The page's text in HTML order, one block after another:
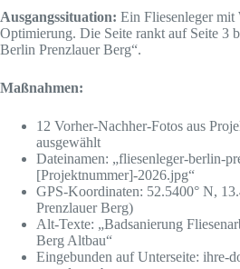
Ausgangssituation: Ein Fliesenleger mit
Optimierung. Die Seite rankt auf Seite 3
Berlin Prenzlauer Berg“.
Maßnahmen:
12 Vorher-Nachher-Fotos aus
ausgewählt
Dateinamen: „fliesenleger-berlin-
[Projektnummer]-2026.jpg“
GPS-Koordinaten: 52.5400° N,
Prenzlauer Berg)
Alt-Texte: „Badsanierung
Berg Altbau“
Eingebunden auf Unterseite: ihre-